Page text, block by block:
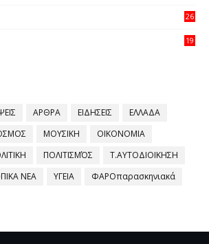
26
19
ΑΡΘΡΑ ΕΙΔΗΣΕΙΣ
ΕΛΛΑΔΑ
ΜΟΥΣΙΚΗ
ΟΙΚΟΝΟΜΙΑ
ΠΟΛΙΤΙΣΜΌΣ
Τ.ΑΥΤΟΔΙΟΙΚΗΣΗ
ΝΕΑ ΥΓΕΙΑ
ΦΑΡΟπαρασκηνιακά